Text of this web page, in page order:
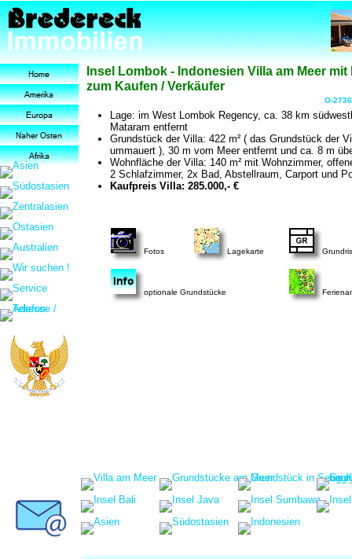
Insel Lombok - Indonesien Villa am Meer mit
zum Kaufen / Verkäufer
O-
Lage: im West Lombok Regency, ca. 38 km
Mataram entfernt
Grundstück der Villa: 422 m² ( das Grundstück der
ummauert ), 30 m vom Meer entfernt und ca. 8 m
Wohnfläche der Villa: 140 m² mit Wohnzimmer,
2 Schlafzimmer, 2x Bad, Abstellraum, Carport und
Kaufpreis Villa: 285.000,- €
Fotos Lagekarte
optionale Grundstücke